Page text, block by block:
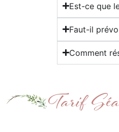
Est-ce que
Faut-il
Comment
Tarif